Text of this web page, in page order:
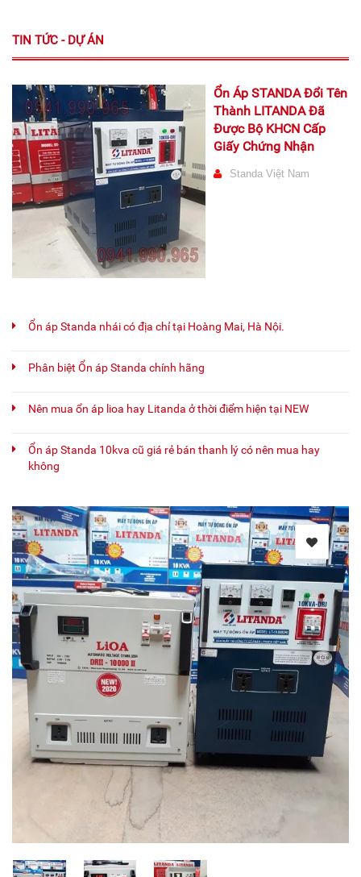
TIN TỨC - DỰ ÁN
Ổn Áp STANDA Đổi Tên
Thành LITANDA Đã
Được Bộ KHCN Cấp
Giấy Chứng Nhận
Standa Việt Nam
Ổn áp Standa nhái có địa chỉ tại Hoàng Mai, Hà Nội.
Phân biệt Ổn áp Standa chính hãng
Nên mua ổn áp lioa hay Litanda ở thời điểm hiện tại NEW
Ổn áp Standa 10kva cũ giá rẻ bán thanh lý có nên mua hay
không